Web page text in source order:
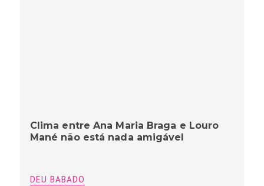
Clima entre Ana Maria Braga e Louro
Mané não está nada amigável
DEU BABADO